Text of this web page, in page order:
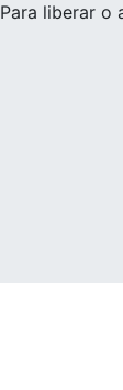
Para liberar o